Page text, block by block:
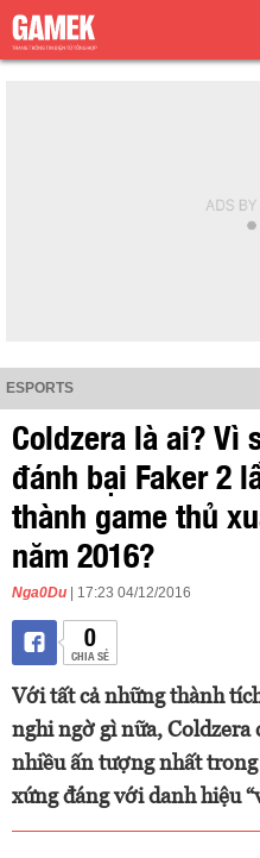
ESPORTS
Coldzera là ai? Vì
đánh bại Faker 2
thành game thủ
năm 2016?
Nga0Du | 17:23 04/12/2016
0
CHIA SẺ
Với tất cả những thành
nghi ngờ gì nữa, Coldzera
nhiều ấn tượng nhất
xứng đáng với danh hiệu